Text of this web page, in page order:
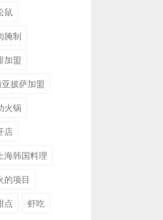
鼠
腌制
加盟
披萨加盟
火锅
店
海韩国料理
的项目
点
虾吃